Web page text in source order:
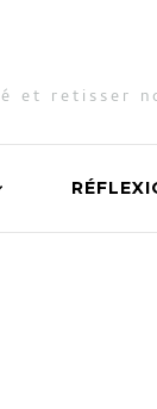
et retisser